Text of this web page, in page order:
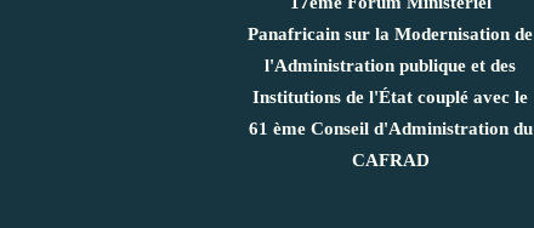
Panafricain sur la Modernisation de
l'Administration publique et des
Institutions de l'État couplé avec le
61 ème Conseil d'Administration du
CAFRAD